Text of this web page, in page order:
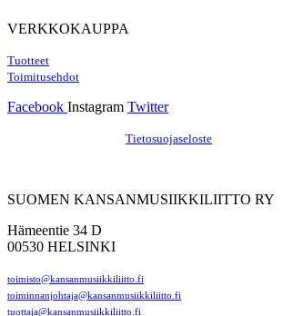
VERKKOKAUPPA
Tuotteet
Toimitusehdot
Facebook Instagram Twitter
Tietosuojaseloste
SUOMEN KANSANMUSIIKKILIITTO RY
Hämeentie 34 D
00530 HELSINKI
toimisto@kansanmusiikkiliitto.fi
toiminnanjohtaja@kansanmusiikkiliitto.fi
tuottaja@kansanmusiikkiliitto.fi